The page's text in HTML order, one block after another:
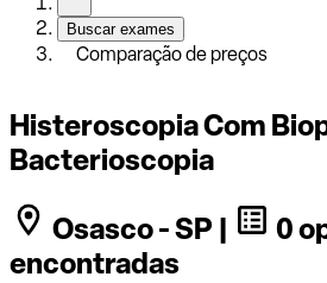
Buscar exames
Comparação de preços
Histeroscopia Com
Bacterioscopia
Osasco - SP |
0
encontradas